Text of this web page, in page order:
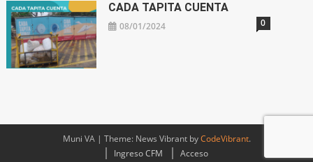
CADA TAPITA CUENTA
08/01/2024 0
Muni VA | Theme: News Vibrant byCodeVibrant.
Ingreso CFM
Acceso